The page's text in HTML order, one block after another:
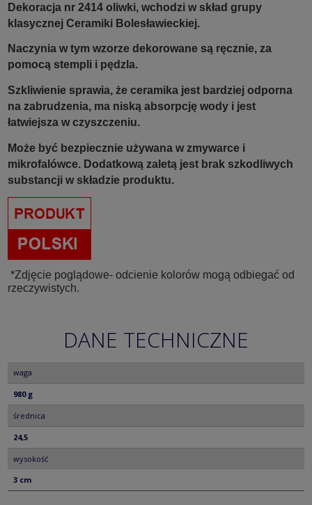
Dekoracja nr 2414 oliwki, wchodzi w skład grupy
klasycznej Ceramiki Bolesławieckiej.
Naczynia w tym wzorze dekorowane są ręcznie, za
pomocą stempli i pędzla.
Szkliwienie sprawia, że ceramika jest bardziej odporna
na zabrudzenia, ma niską absorpcję wody i jest
łatwiejsza w czyszczeniu.
Może być bezpiecznie używana w zmywarce i
mikrofalówce. Dodatkową zaletą jest brak szkodliwych
substancji w składzie produktu.
*Zdjęcie poglądowe- odcienie kolorów mogą odbiegać od
rzeczywistych.
DANE TECHNICZNE
waga
980 g
średnica
24,5
wysokość
3 cm